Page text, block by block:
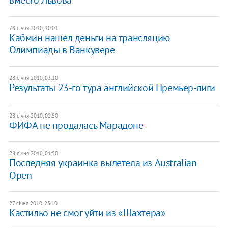
28 січня 2010, 10:01
Кабмин нашел деньги на трансляцию
Олимпиады в Ванкувере
28 січня 2010, 03:10
Результаты 23-го тура английской Премьер-лиги
28 січня 2010, 02:50
ФИФА не продалась Марадоне
28 січня 2010, 01:50
Последняя украинка вылетела из Australian
Open
27 січня 2010, 23:10
Кастильо не смог уйти из «Шахтера»